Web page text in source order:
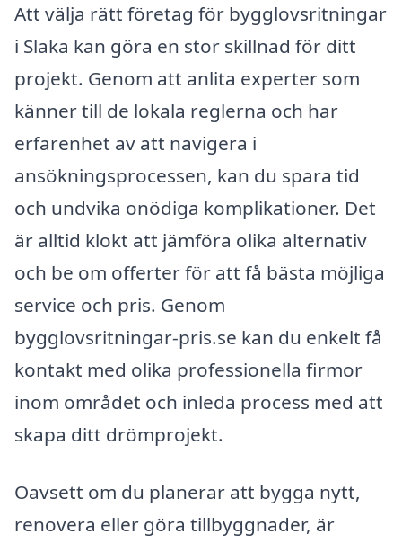
Att välja rätt företag för bygglovsritningar
i Slaka kan göra en stor skillnad för ditt
projekt. Genom att anlita experter som
känner till de lokala reglerna och har
erfarenhet av att navigera i
ansökningsprocessen, kan du spara tid
och undvika onödiga komplikationer. Det
är alltid klokt att jämföra olika alternativ
och be om offerter för att få bästa möjliga
service och pris. Genom
bygglovsritningar-pris.se kan du enkelt få
kontakt med olika professionella firmor
inom området och inleda process med att
skapa ditt drömprojekt.
Oavsett om du planerar att bygga nytt,
renovera eller göra tillbyggnader, är